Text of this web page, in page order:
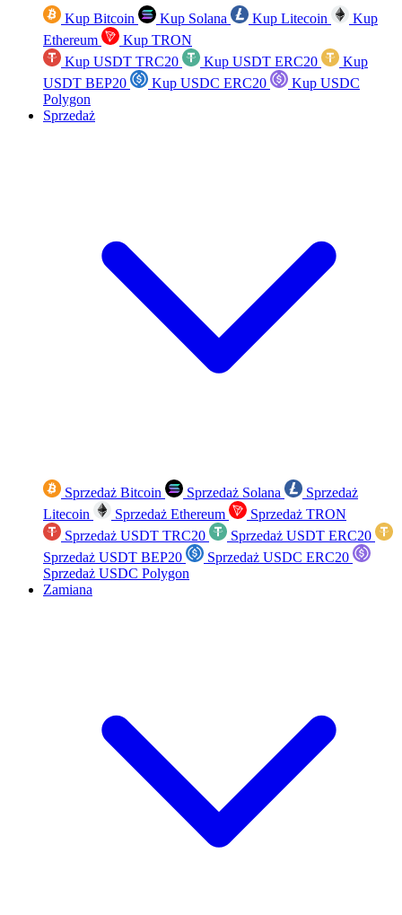
Kup Bitcoin Kup Solana Kup Litecoin
Kup
Ethereum
Kup TRON
Kup USDT TRC20
Kup USDT ERC20
Kup
USDT BEP20
Kup USDC ERC20
Kup USDC
Polygon
Sprzedaż
Sprzedaż Bitcoin Sprzedaż Solana
Sprzedaż
Litecoin
Sprzedaż Ethereum
Sprzedaż TRON
Sprzedaż USDT TRC20
Sprzedaż USDT ERC20
Sprzedaż USDT BEP20
Sprzedaż USDC ERC20
Sprzedaż USDC Polygon
Zamiana